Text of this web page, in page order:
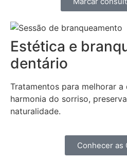
Estética e
dentário
Tratamentos para melhorar a
harmonia do sorriso,
naturalidade.
Conhecer as